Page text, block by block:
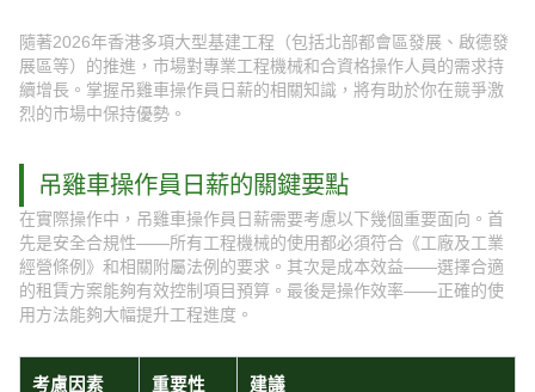
隨著2026年香港多項大型基建工程（包括北部都會區發展、啟德發
展區等）的推進，市場對專業工程機械和合資格操作人員的需求持
續增長。掌握吊雞車操作員日薪的相關知識，將有助於你在競爭激
烈的市場中保持優勢。
吊雞車操作員日薪的關鍵要點
在實際操作中，吊雞車操作員日薪需要考慮以下幾個重要面向。首
先是安全合規性——所有工程機械的使用都必須符合《工廠及工業
經營條例》和相關附屬法例的要求。其次是成本效益——選擇合適
的租賃方案能夠有效控制項目預算。最後是操作效率——正確的使
用方法能夠大幅提升工程進度。
考慮因素 重要性 建議